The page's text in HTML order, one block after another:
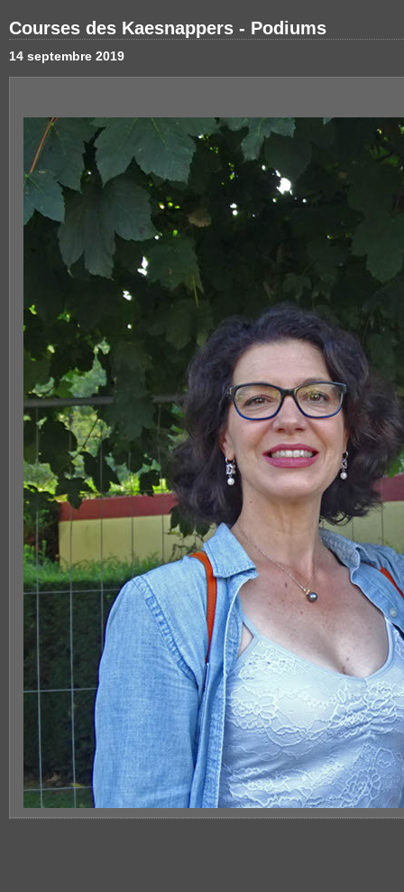
Courses des Kaesnappers - Podiums
14 septembre 2019